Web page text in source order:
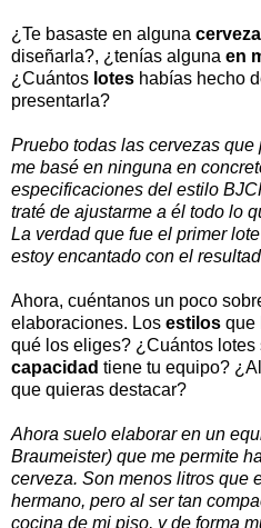
¿Te basaste en alguna
diseñarla?, ¿tenías alguna en
¿Cuántos lotes habías hecho
presentarla?
Pruebo todas las cervezas
me basé en ninguna en
especificaciones del estilo
traté de ajustarme a él todo lo
La verdad que fue el primer
estoy encantado con el
Ahora, cuéntanos un poco
elaboraciones. Los estilos que
qué los eliges? ¿Cuántos
capacidad tiene tu equipo?
que quieras destacar?
Ahora suelo elaborar en un
Braumeister) que me permite
cerveza. Son menos litros que
hermano, pero al ser tan
cocina de mi piso, y de forma